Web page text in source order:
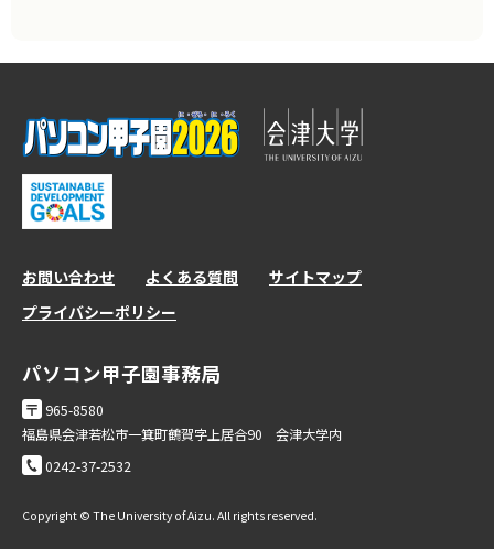
お問い合わせ よくある質問
サイトマップ
プライバシーポリシー
パソコン甲子園事務局
965-8580
福島県会津若松市一箕町鶴賀字上居合90 会津大学内
0242-37-2532
Copyright © The University of Aizu. All rights reserved.